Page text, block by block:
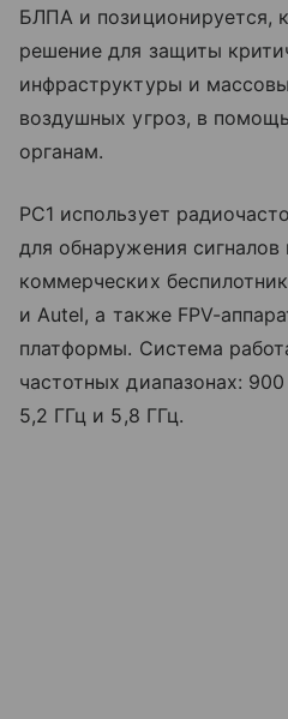
БЛПА и позиционируется,
решение для защиты
инфраструктуры и
воздушных угроз, в
органам.
PC1 использует
для обнаружения сигналов
коммерческих
и Autel, а также FPV-
платформы. Система
частотных диапазонах:
5,2 ГГц и 5,8 ГГц.